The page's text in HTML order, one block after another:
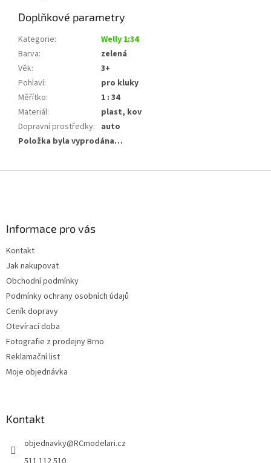
Doplňkové parametry
Kategorie:
Welly 1:34
Barva:
zelená
Věk:
3+
Pohlaví:
pro kluky
Měřítko:
1 : 34
Materiál:
plast, kov
Dopravní prostředky: auto
Položka byla vyprodána…
Informace pro vás
Kontakt
Jak nakupovat
Obchodní podmínky
Podmínky ochrany osobních údajů
Ceník dopravy
Otevírací doba
Fotografie z prodejny Brno
Reklamační list
Moje objednávka
Kontakt
objednavky@RCmodelari.cz